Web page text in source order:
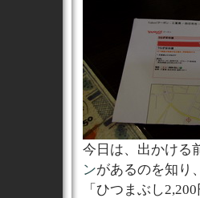
今日は、出かける
ンがあるのを知り
「ひつまぶし